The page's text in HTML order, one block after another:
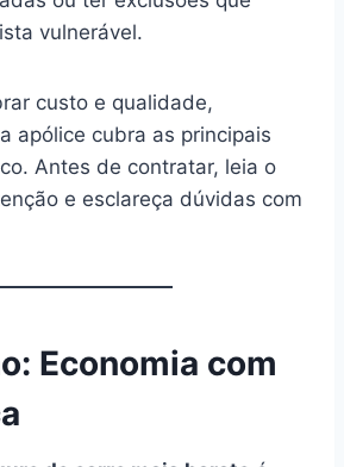
vulnerável.
custo e qualidade,
apólice cubra as principais
Antes de contratar, leia o
e esclareça dúvidas com
Economia com